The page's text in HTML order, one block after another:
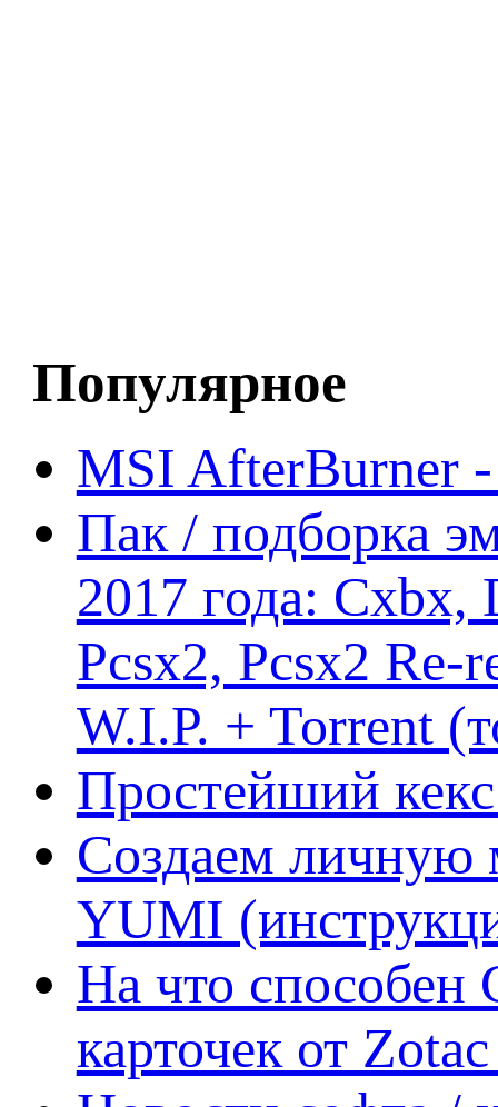
Популярное
MSI AfterBurner
Пак / подборка
2017 года:
Pcsx2, Pcsx2
W.I.P. + Torrent
Простейший кекс
Создаем личную
YUMI
На что способен
карточек от